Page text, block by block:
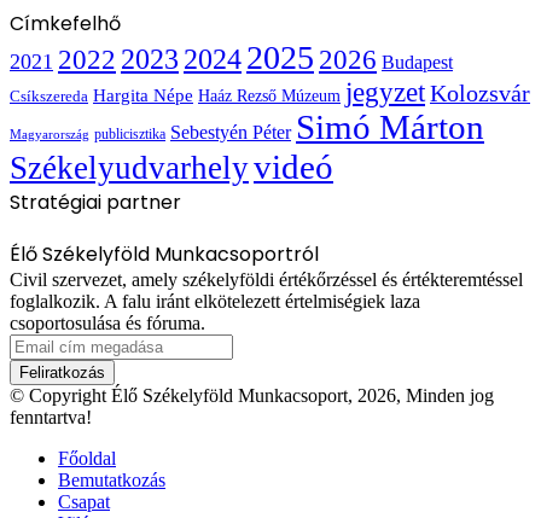
Címkefelhő
2021 2022 2023 20242025 2026 Budapest
Csíkszereda Hargita Népe Haáz Rezső Múzeum jegyzetKolozsvár
Magyarország publicisztika Sebestyén Péter Simó Márton
Székelyudvarhelyvideó
Stratégiai partner
Élő Székelyföld Munkacsoportról
Civil szervezet, amely székelyföldi értékőrzéssel és értékteremtéssel
foglalkozik. A falu iránt elkötelezett értelmiségiek laza
csoportosulása és fóruma.
Email
cím
megadása
© Copyright Élő Székelyföld Munkacsoport, 2026, Minden jog
fenntartva!
Főoldal
Bemutatkozás
Csapat